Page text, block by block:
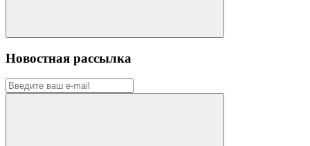
Новостная рассылка